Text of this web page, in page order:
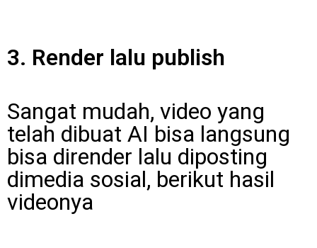
3. Render lalu publish
Sangat mudah, video yang
telah dibuat AI bisa langsung
bisa dirender lalu diposting
dimedia sosial, berikut hasil
videonya